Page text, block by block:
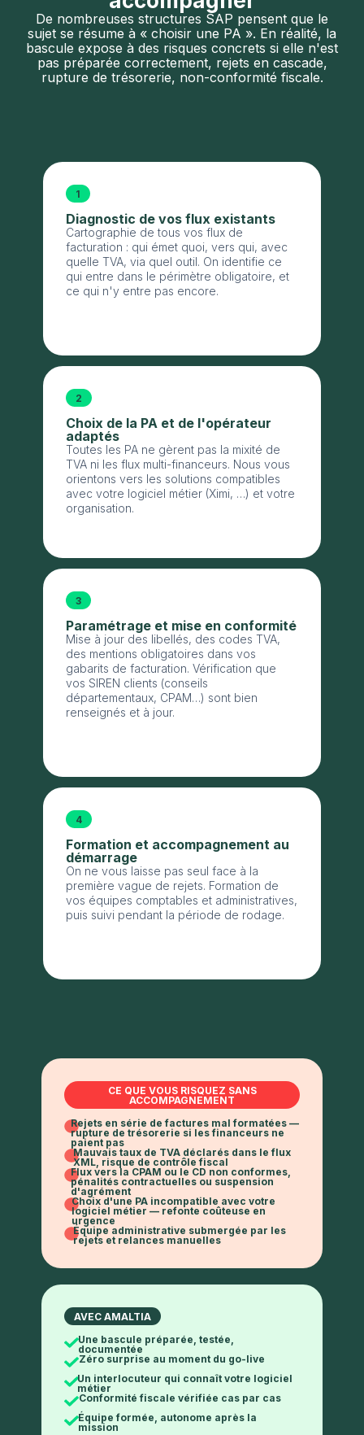
accompagner
De nombreuses structures SAP pensent que le
sujet se résume à « choisir une PA ». En réalité, la
bascule expose à des risques concrets si elle n'est
pas préparée correctement, rejets en cascade,
1
Diagnostic de vos flux existants
Cartographie de tous vos flux de
facturation : qui émet quoi, vers qui, avec
quelle TVA, via quel outil. On identifie ce
qui entre dans le périmètre obligatoire, et
2
Choix de la PA et de l'opérateur
adaptés
Toutes les PA ne gèrent pas la mixité de
TVA ni les flux multi-financeurs. Nous vous
orientons vers les solutions compatibles
avec votre logiciel métier (Ximi, …) et votre
3
Paramétrage et mise en conformité
Mise à jour des libellés, des codes TVA,
des mentions obligatoires dans vos
gabarits de facturation. Vérification que
vos SIREN clients (conseils
départementaux, CPAM…) sont bien
4
Formation et accompagnement au
démarrage
On ne vous laisse pas seul face à la
première vague de rejets. Formation de
vos équipes comptables et administratives,
ACCOMPAGNEMENT
Rejets en série de factures mal formatées —
rupture de trésorerie si les financeurs ne
paient pas
Mauvais taux de TVA déclarés dans le flux
XML, risque de contrôle fiscal
Flux vers la CPAM ou le CD non conformes,
pénalités contractuelles ou suspension
d'agrément
Choix d'une PA incompatible avec votre
logiciel métier — refonte coûteuse en
urgence
AVEC AMALTIA
Une bascule préparée, testée,
documentée
Zéro surprise au moment du go-live
Un interlocuteur qui connaît votre logiciel
métier
Conformité fiscale vérifiée cas par cas